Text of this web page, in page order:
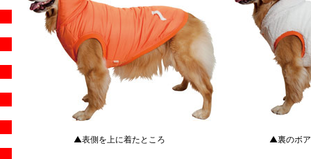
▲表側を上に着たところ ▲裏のボア